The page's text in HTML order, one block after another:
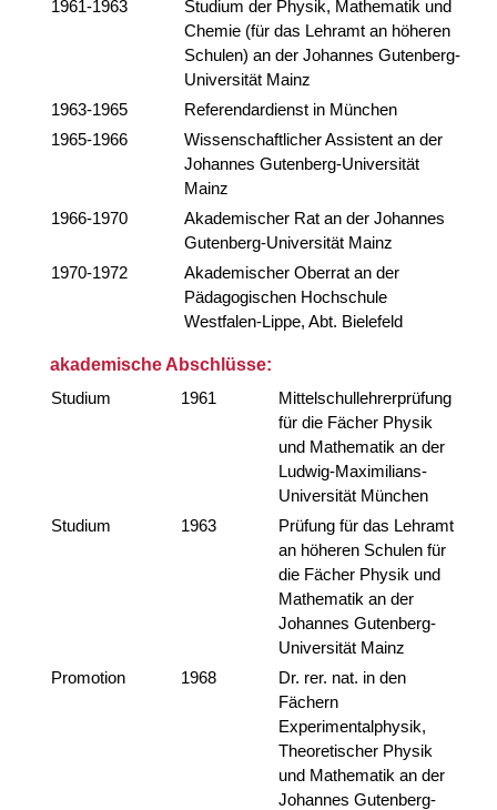
1961-1963
Studium der Physik, Mathematik und
Chemie (für das Lehramt an höheren
Schulen) an der Johannes Gutenberg-
Universität Mainz
1963-1965
Referendardienst in München
1965-1966
Wissenschaftlicher Assistent an der
Johannes Gutenberg-Universität
Mainz
1966-1970
Akademischer Rat an der Johannes
Gutenberg-Universität Mainz
1970-1972
Akademischer Oberrat an der
Pädagogischen Hochschule
Westfalen-Lippe, Abt. Bielefeld
akademische Abschlüsse:
Studium
1961
Mittelschullehrerprüfung
für die Fächer Physik
und Mathematik an der
Ludwig-Maximilians-
Universität München
Studium
1963
Prüfung für das Lehramt
an höheren Schulen für
die Fächer Physik und
Mathematik an der
Johannes Gutenberg-
Universität Mainz
Promotion
1968
Dr. rer. nat. in den
Fächern
Experimentalphysik,
Theoretischer Physik
und Mathematik an der
Johannes Gutenberg-